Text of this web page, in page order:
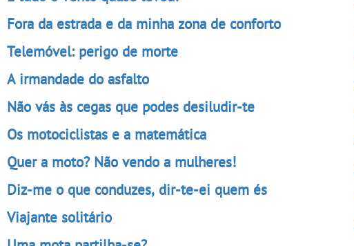
Fora da estrada e da minha zona de conforto
Telemóvel: perigo de morte
A irmandade do asfalto
Não vás às cegas que podes desiludir-te
Os motociclistas e a matemática
Quer a moto? Não vendo a mulheres!
Diz-me o que conduzes, dir-te-ei quem és
Viajante solitário